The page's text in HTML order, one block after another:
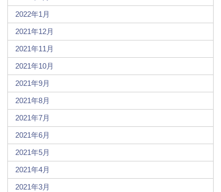
2022年1月
2021年12月
2021年11月
2021年10月
2021年9月
2021年8月
2021年7月
2021年6月
2021年5月
2021年4月
2021年3月